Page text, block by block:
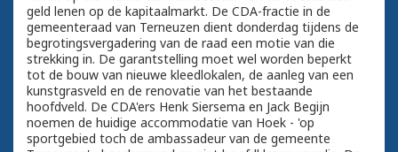
geld lenen op de kapitaalmarkt. De CDA-fractie in de
gemeenteraad van Terneuzen dient donderdag tijdens de
begrotingsvergadering van de raad een motie van die
strekking in. De garantstelling moet wel worden beperkt
tot de bouw van nieuwe kleedlokalen, de aanleg van een
kunstgrasveld en de renovatie van het bestaande
hoofdveld. De CDA'ers Henk Siersema en Jack Begijn
noemen de huidige accommodatie van Hoek - 'op
sportgebied toch de ambassadeur van de gemeente